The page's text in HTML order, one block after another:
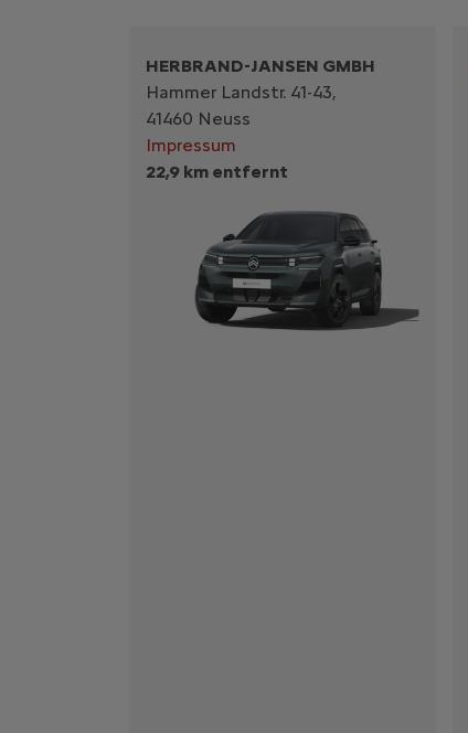
22,9 km entfernt
HERBRAND-JANSEN GMBH
Hammer Landstr. 41-43,
41460 Neuss
Impressum